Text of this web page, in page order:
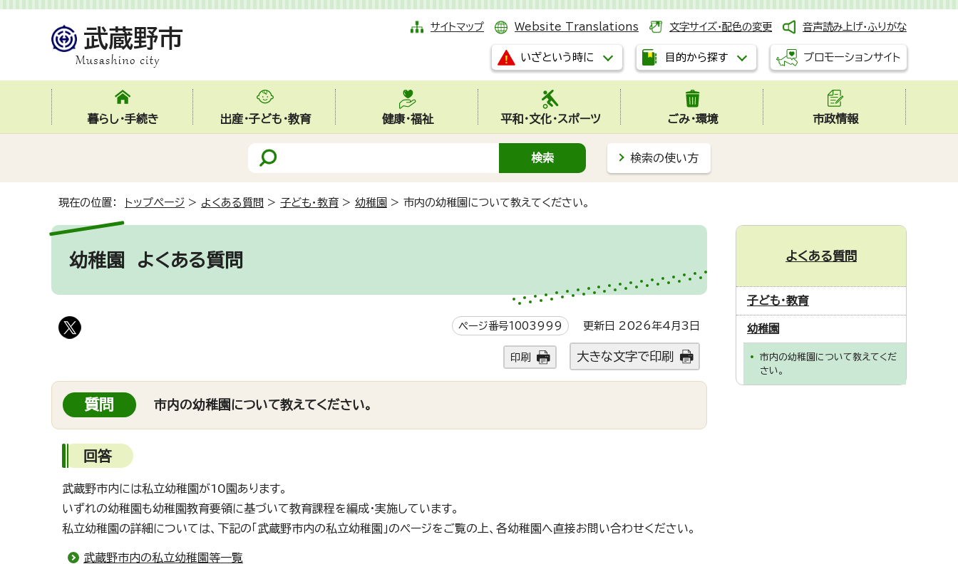
サイトマップ Website Translations 文字サイズ・配色の変更 音声読み上げ・ふりがな
いざという時に 目的から探す プロモーションサイト
暮らし・手続き 出産・子ども・教育 健康・福祉 平和・文化・スポーツ ごみ・環境 市政情報
検索の使い方
現在の位置： トップページ > よくある質問 > 子ども・教育 > 幼稚園 > 市内の幼稚園について教えてください。
幼稚園 よくある質問
ページ番号1003999 更新日 2026年4月3日
印刷 大きな文字で印刷
質問 市内の幼稚園について教えてください。
回答
武蔵野市内には私立幼稚園が10園あります。
いずれの幼稚園も幼稚園教育要領に基づいて教育課程を編成・実施しています。
私立幼稚園の詳細については、下記の「武蔵野市内の私立幼稚園」のページをご覧の上、各幼稚園へ直接お問い合わせください。
武蔵野市内の私立幼稚園等一覧
よくある質問
子ども・教育
幼稚園
市内の幼稚園について教えてくだ
さい。